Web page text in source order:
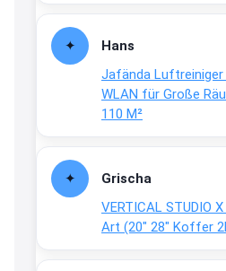
Hans
Jafända Luftreiniger
WLAN für Große
110 M²
Grischa
VERTICAL STUDIO
Art (20″ 28″ Koffer
Fielmann-Blinkis
www.fielmann-
group.com/
13:44
dich zu sehen,
15:01